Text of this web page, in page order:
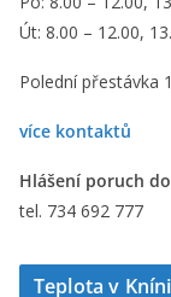
Út: 8.00 – 12.00,
Polední přestávka
více kontaktů
Hlášení poruch
tel. 734 692 777
Teplota v